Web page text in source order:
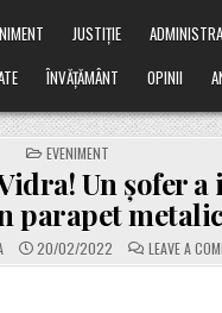
JUSTIȚIE
ÎNVĂȚĂMÂNT OPINII
POSTED
IN
EVENIMENT
Un șofer
parapet
20/02/2022 LEAVE A